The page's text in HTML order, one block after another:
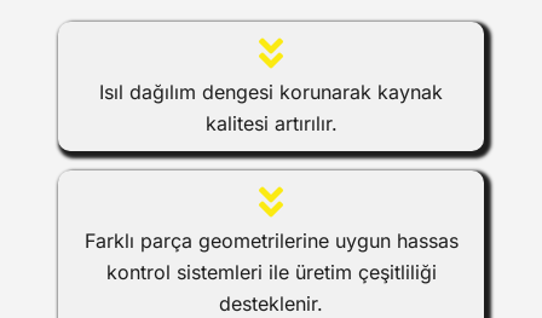
Isıl dağılım dengesi korunarak kaynak
kalitesi artırılır.
Farklı parça geometrilerine uygun hassas
kontrol sistemleri ile üretim çeşitliliği
desteklenir.